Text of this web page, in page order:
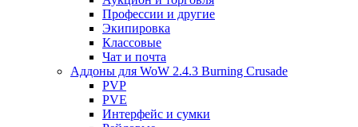
Профессии и другие
Экипировка
Классовые
Чат и почта
Аддоны для WoW 2.4.3 Burning Crusade
PVP
PVE
Интерфейс и сумки